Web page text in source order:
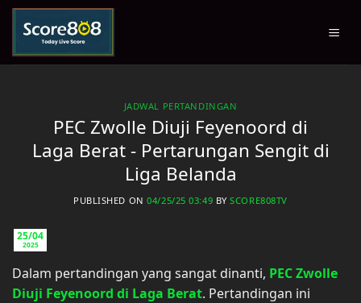
Skip
content
JADWAL PERTANDINGAN
PEC Zwolle Diuji Feyenoord di
Laga Berat - Pertarungan Sengit di
Liga Belanda
PUBLISHED ON04/25/25 03:49 BYSCORE808TV
25/04
2025
Dalam pertandingan yang sangat dinanti, PEC Zwolle
Diuji Feyenoord di Laga Berat. Pertandingan ini